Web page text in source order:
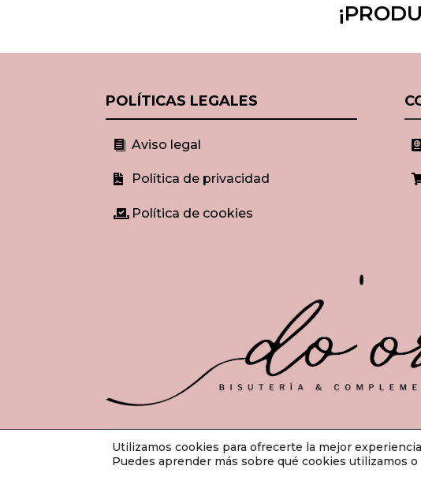
POLÍTICAS LEGALES
 Aviso legal
 Política de privacidad
 Política de cookies

© Do'or Bisutería
Utilizamos cookies para ofrecerte la mejor
Puedes aprender más sobre qué cookies utilizamos